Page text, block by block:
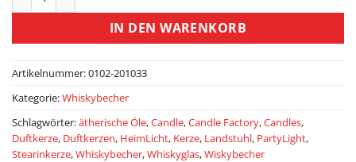
IN DEN WARENKORB
Artikelnummer:0102-201033
Kategorie:Whiskybecher
Schlagwörter:ätherische Öle,Candle,Candle Factory,Candles,
Duftkerze, Duftkerzen, HeimLicht, Kerze, Landstuhl, PartyLight,
Stearinkerze,Whiskybecher,Whiskyglas,Wiskybecher